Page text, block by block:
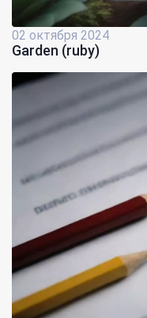
02 октября 2024
Garden (ruby)